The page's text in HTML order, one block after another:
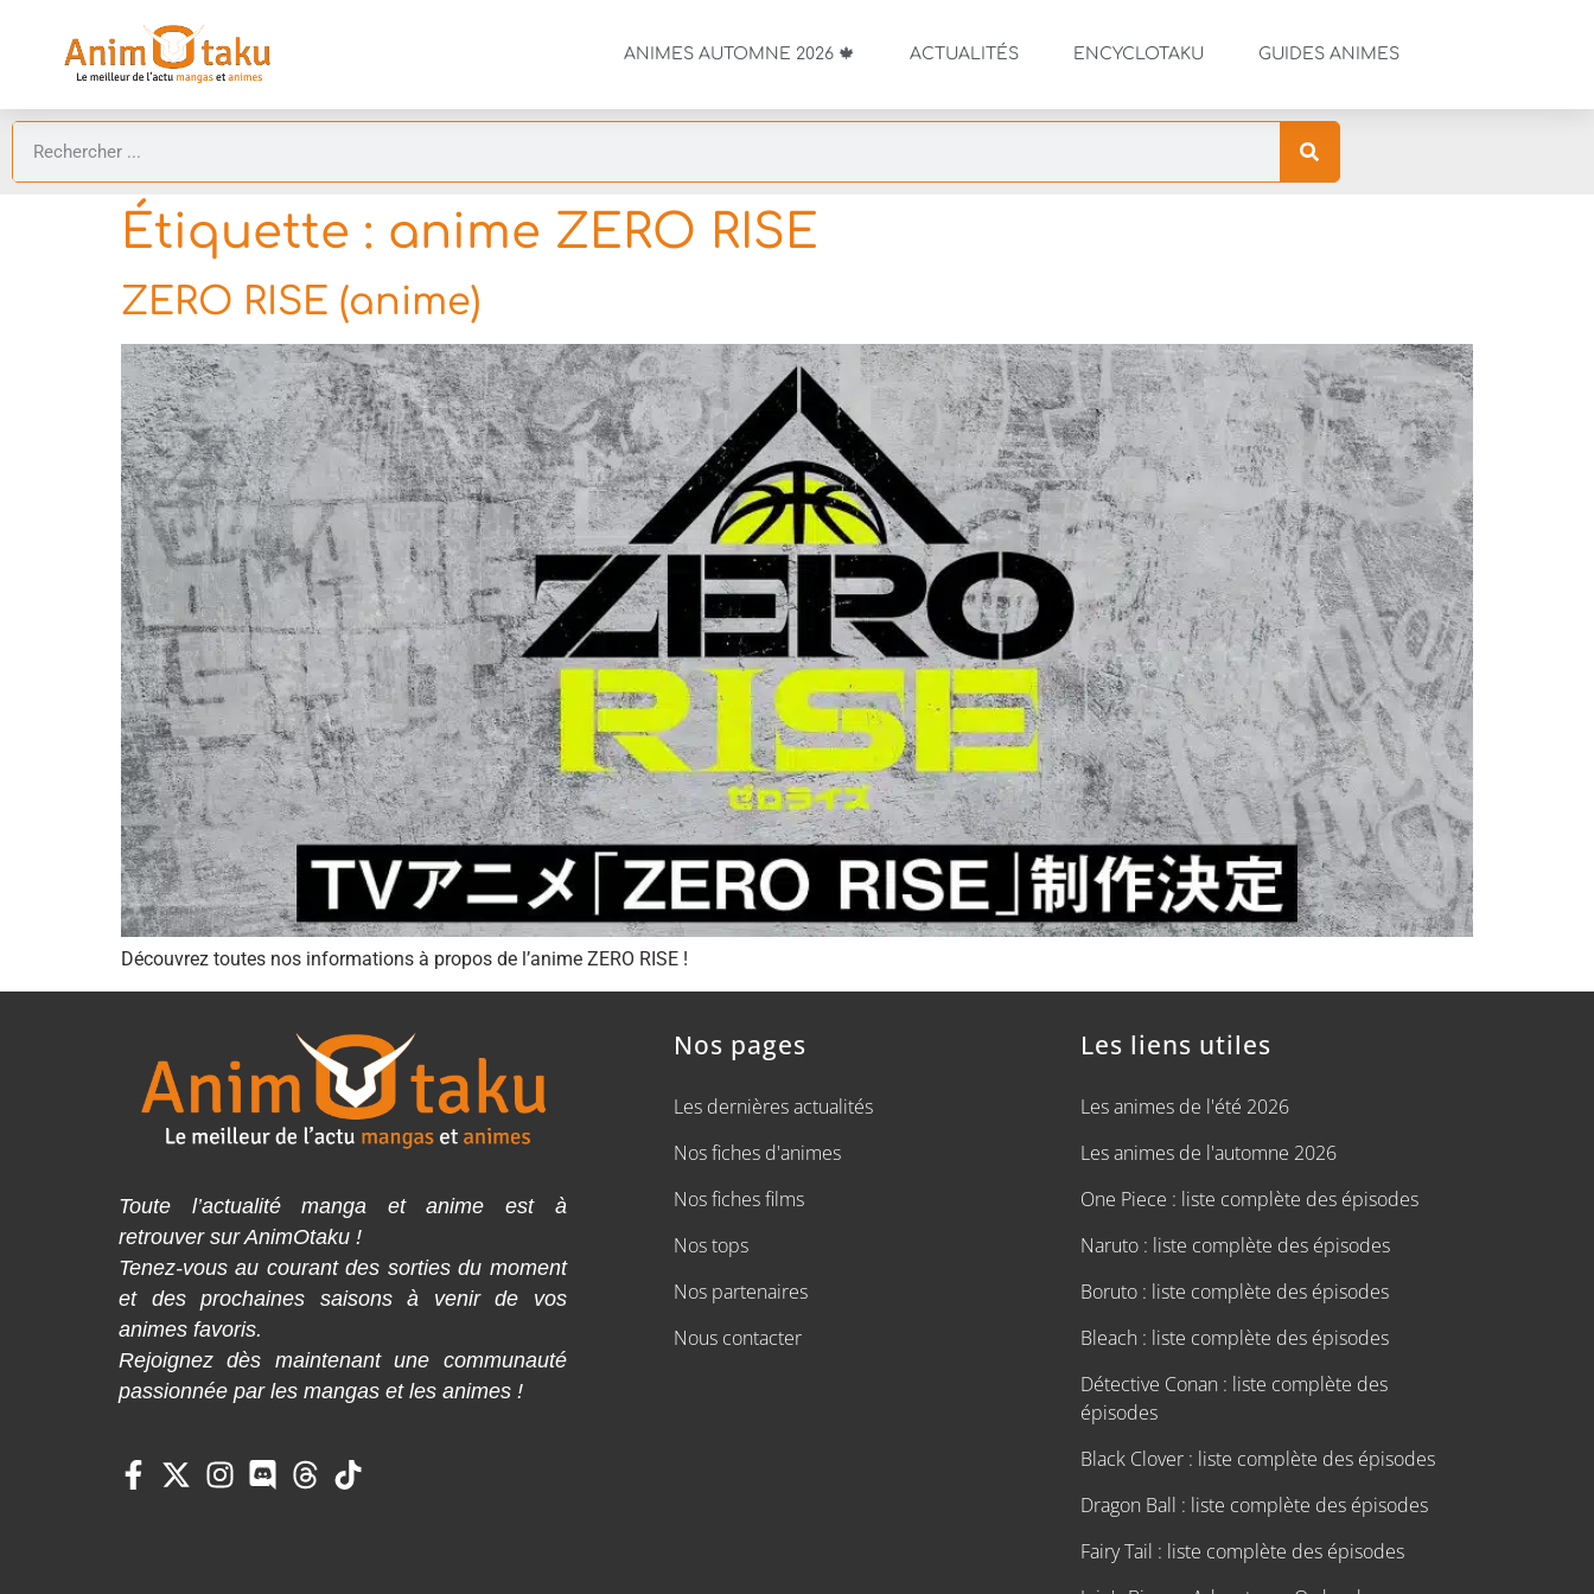
ANIMES AUTOMNE 2026 🍁 ACTUALITÉS ENCYCLOTAKU GUIDES ANIMES
Étiquette : anime ZERO RISE
ZERO RISE (anime)
Découvrez toutes nos informations à propos de l’anime ZERO RISE !
Toute l’actualité manga et anime est à
retrouver sur AnimOtaku !
Tenez-vous au courant des sorties du moment
et des prochaines saisons à venir de vos
animes favoris.
Rejoignez dès maintenant une communauté
passionnée par les mangas et les animes !
Nos pages
Les dernières actualités
Nos fiches d'animes
Nos fiches films
Nos tops
Nos partenaires
Nous contacter
Les liens utiles
Les animes de l'été 2026
Les animes de l'automne 2026
One Piece : liste complète des épisodes
Naruto : liste complète des épisodes
Boruto : liste complète des épisodes
Bleach : liste complète des épisodes
Détective Conan : liste complète des
épisodes
Black Clover : liste complète des épisodes
Dragon Ball : liste complète des épisodes
Fairy Tail : liste complète des épisodes